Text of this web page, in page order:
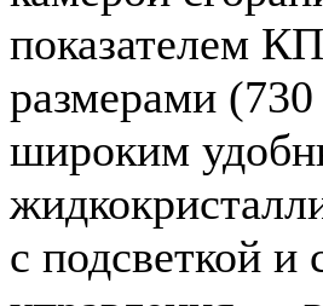
показателем
размерами
широким
с подсветкой